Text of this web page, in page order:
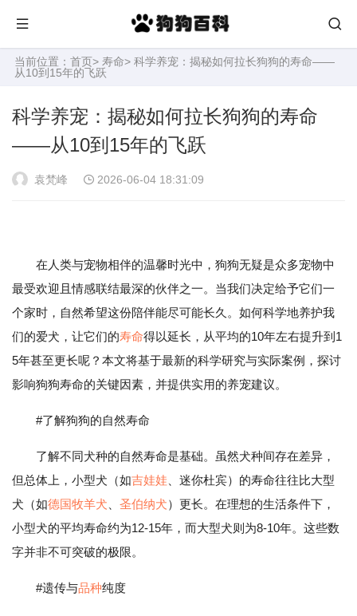
当前位置： 首页> 寿命> 科学养宠：揭秘如何拉长狗狗的寿命——
从10到15年的飞跃
科学养宠：揭秘如何拉长狗狗的寿命
——从10到15年的飞跃
袁梵峰 2026-06-04 18:31:09
在人类与宠物相伴的温馨时光中，狗狗无疑是众多宠物中
最受欢迎且情感联结最深的伙伴之一。当我们决定给予它们一
个家时，自然希望这份陪伴能尽可能长久。如何科学地养护我
们的爱犬，让它们的寿命得以延长，从平均的10年左右提升到1
5年甚至更长呢？本文将基于最新的科学研究与实际案例，探讨
影响狗狗寿命的关键因素，并提供实用的养宠建议。
#了解狗狗的自然寿命
了解不同犬种的自然寿命是基础。虽然犬种间存在差异，
但总体上，小型犬（如吉娃娃 、迷你杜宾）的寿命往往比大型
犬（如德国牧羊犬 圣伯纳犬）更长。在理想的生活条件下，
小型犬的平均寿命约为12-15年，而大型犬则为8-10年。这些数
字并非不可突破的极限。
#遗传与品种纯度